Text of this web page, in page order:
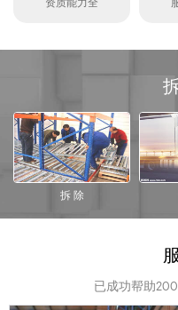
拆 除
已成功帮助